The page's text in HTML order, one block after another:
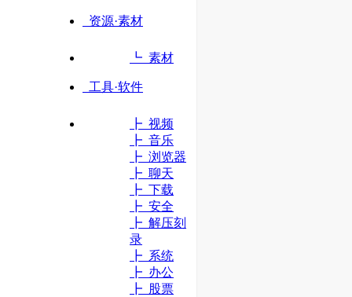
资源·素材
┗ 素材
工具·软件
┣ 视频
┣ 音乐
┣ 浏览器
┣ 聊天
┣ 下载
┣ 安全
┣ 解压刻
录
┣ 系统
┣ 办公
┣ 股票